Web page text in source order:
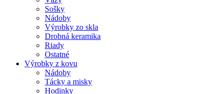
Sošky
Nádoby
Výrobky zo skla
Drobná keramika
Riady
Ostatné
Výrobky z kovu
Nádoby
Tácky a misky
Hodinky